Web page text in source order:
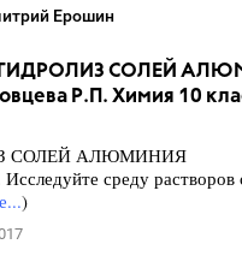
Ерошин
СОЛЕЙ
Р.П. Химия 10
СОЛЕЙ АЛЮМИНИЯ
Исследуйте среду
)